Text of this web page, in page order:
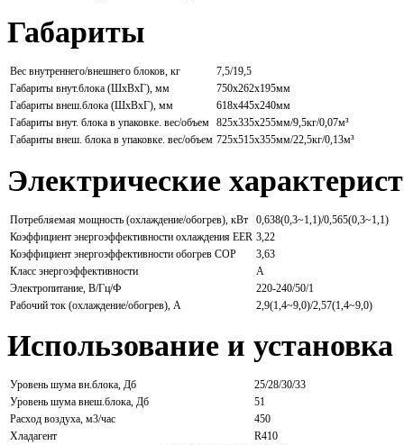
Габариты
Вес внутреннего/внешнего блоков, кг
7,5/19,5
Габариты внут.блока (ШхВхГ), мм
750x262x195мм
Габариты внеш.блока (ШхВхГ), мм
618x445x240мм
Габариты внут. блока в упаковке. вес/объем 825x335x255мм/9,5кг/0,07м³
Габариты внеш. блока в упаковке. вес/объем 725х515х355мм/22,5кг/0,13м³
Электрические
Потребляемая мощность (охлаждение/обогрев), кВт
0,638(0,3~1,1)/0,565(0,3~1,1)
Коэффициент энергоэффективности охлаждения EER 3,22
Коэффициент энергоэффективности обогрев COP
3,63
Класс энергоэффективности
A
Электропитание, В/Гц/Ф
220-240/50/1
Рабочий ток (охлаждение/обогрев), А
2,9(1,4~9,0)/2,57(1,4~9,0)
Использование и установка
Уровень шума вн.блока, Дб
25/28/30/33
Уровень шума внеш.блока, Дб
51
Расход воздуха, м3/час
450
Хладагент
R410